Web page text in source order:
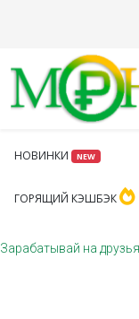
НОВИНКИ NEW
ГОРЯЩИЙ КЭШБЭК
Зарабатывай на